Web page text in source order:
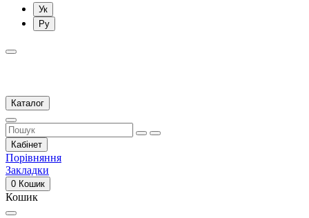
Ук
Ру
Каталог
Кабінет
Порівняння
Закладки
0 Кошик
Кошик